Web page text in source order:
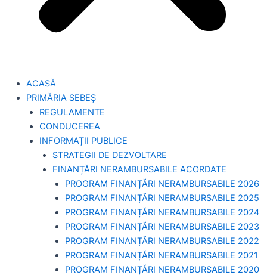
ACASĂ
PRIMĂRIA SEBEȘ
REGULAMENTE
CONDUCEREA
INFORMAȚII PUBLICE
STRATEGII DE DEZVOLTARE
FINANȚĂRI NERAMBURSABILE ACORDATE
PROGRAM FINANȚĂRI NERAMBURSABILE 2026
PROGRAM FINANȚĂRI NERAMBURSABILE 2025
PROGRAM FINANȚĂRI NERAMBURSABILE 2024
PROGRAM FINANȚĂRI NERAMBURSABILE 2023
PROGRAM FINANȚĂRI NERAMBURSABILE 2022
PROGRAM FINANȚĂRI NERAMBURSABILE 2021
PROGRAM FINANȚĂRI NERAMBURSABILE 2020